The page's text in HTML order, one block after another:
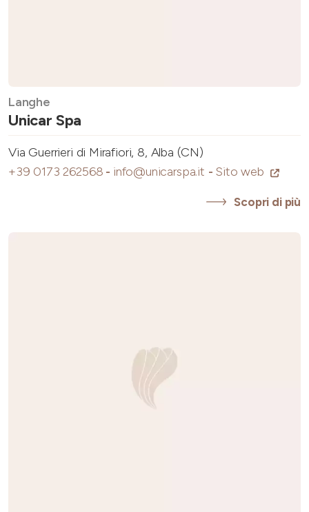
Langhe
Unicar Spa
Via Guerrieri di Mirafiori, 8, Alba (CN)
+39 0173 262568 - info@unicarspa.it - Sito web
Scopri di più